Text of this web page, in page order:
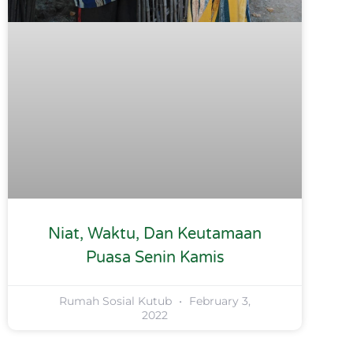
Niat, Waktu, Dan Keutamaan
Puasa Senin Kamis
Rumah Sosial Kutub
February 3,
2022